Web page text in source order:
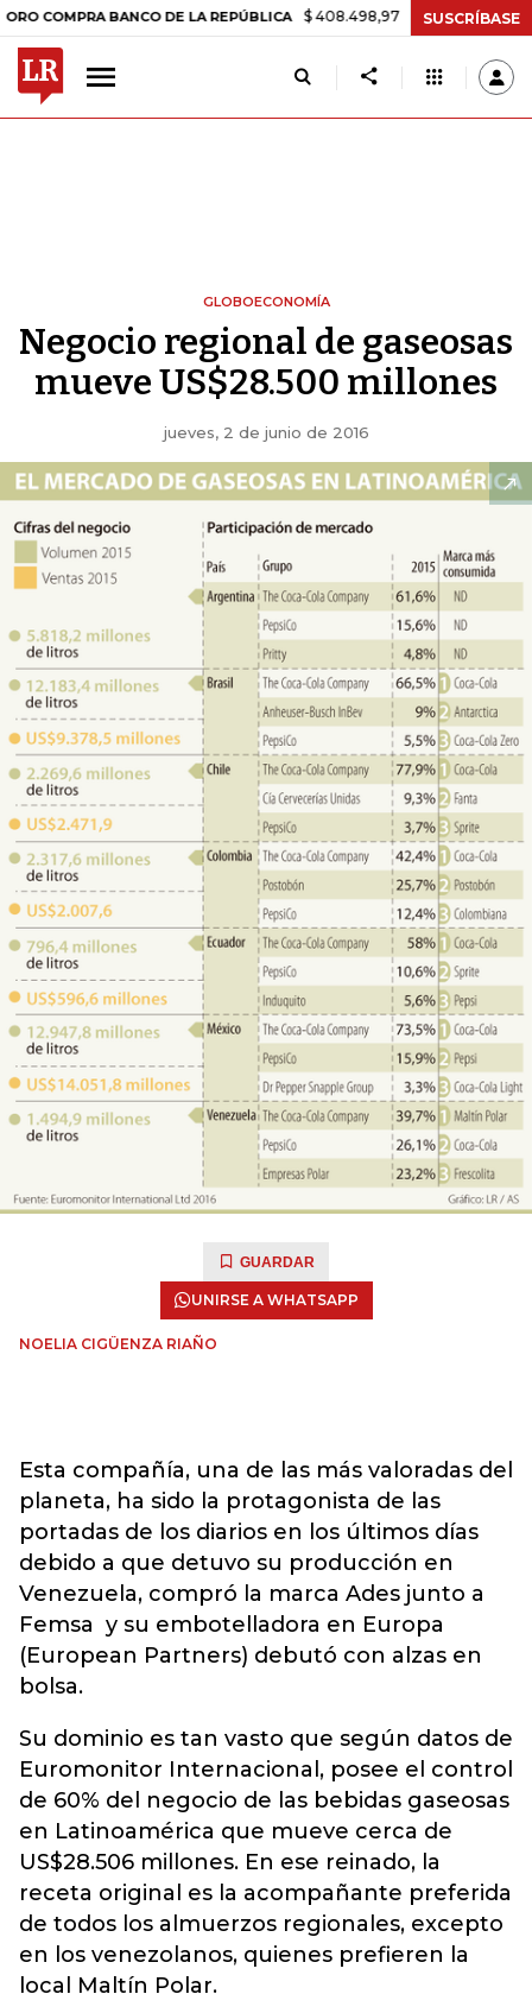
BANCO DE LA REPÚBLICA $ 408.498,97 +$ 8.753,81 +2,19%
SUSCRÍBASE
GLOBOECONOMÍA
Negocio regional de gaseosas
mueve US$28.500 millones
jueves, 2 de junio de 2016
GUARDAR
UNIRSE A WHATSAPP
NOELIA CIGÜENZA RIAÑO
Esta compañía, una de las más valoradas del
planeta, ha sido la protagonista de las
portadas de los diarios en los últimos días
debido a que detuvo su producción en
Venezuela, compró la marca Ades junto a
Femsa y su embotelladora en Europa
(European Partners) debutó con alzas en
bolsa.
Su dominio es tan vasto que según datos de
Euromonitor Internacional, posee el control
de 60% del negocio de las bebidas gaseosas
en Latinoamérica que mueve cerca de
US$28.506 millones. En ese reinado, la
receta original es la acompañante preferida
de todos los almuerzos regionales, excepto
en los venezolanos, quienes prefieren la
local Maltín Polar.